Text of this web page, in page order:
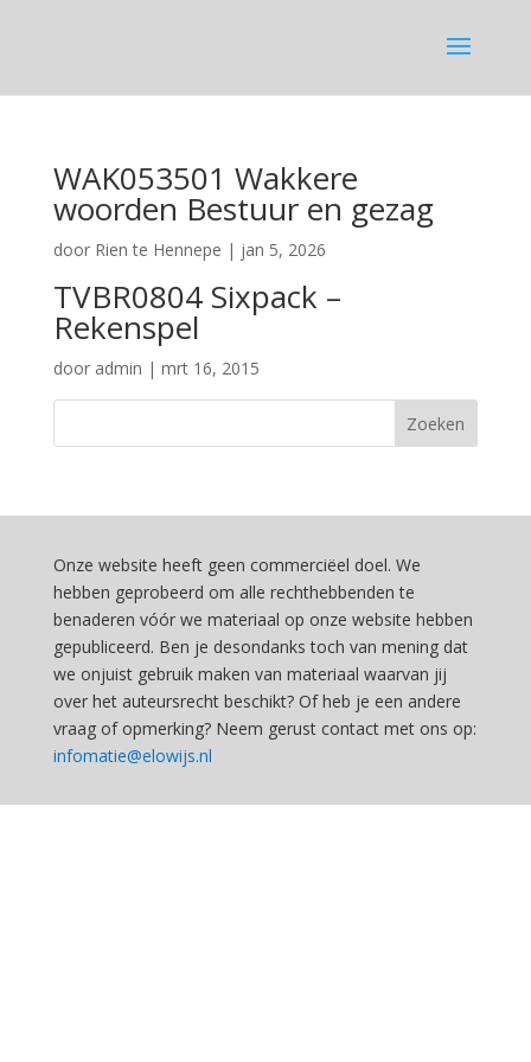
WAK053501 Wakkere
woorden Bestuur en gezag
door Rien te Hennepe | jan 5, 2026
TVBR0804 Sixpack –
Rekenspel
door admin | mrt 16, 2015
Onze website heeft geen commerciëel doel. We
hebben geprobeerd om alle rechthebbenden te
benaderen vóór we materiaal op onze website hebben
gepubliceerd. Ben je desondanks toch van mening dat
we onjuist gebruik maken van materiaal waarvan jij
over het auteursrecht beschikt? Of heb je een andere
vraag of opmerking? Neem gerust contact met ons op:
infomatie@elowijs.nl